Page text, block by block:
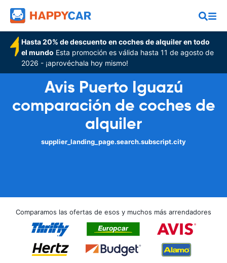
Hasta 20% de descuento en coches de alquiler en todo
el mundo Esta promoción es válida hasta 11 de agosto de
2026 - ¡aprovéchala hoy mismo!
Avis Puerto Iguazú
comparación de coches de
alquiler
supplier_landing_page.search.subscript.city
Comparamos las ofertas de esos y muchos más arrendadores